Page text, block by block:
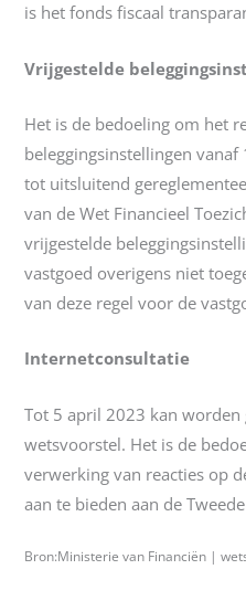
is het fonds fiscaal
Vrijgestelde
Het is de bedoeling om het
beleggingsinstellingen
tot uitsluitend
van de Wet Financieel
vrijgestelde
vastgoed overigens niet
van deze regel voor de
Internetconsultatie
Tot 5 april 2023 kan worden
wetsvoorstel. Het is de
verwerking van reacties op
aan te bieden aan de
Bron:Ministerie van Financiën |